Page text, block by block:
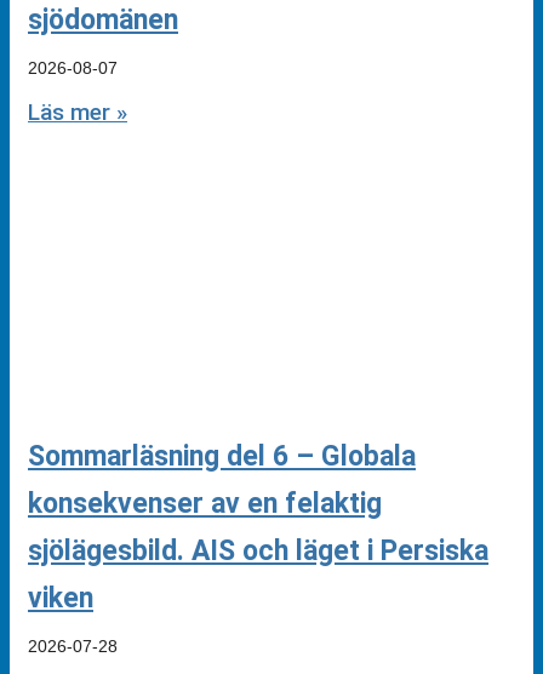
sjödomänen
2026-08-07
Läs mer »
Sommarläsning del 6 – Globala
konsekvenser av en felaktig
sjölägesbild. AIS och läget i Persiska
viken
2026-07-28